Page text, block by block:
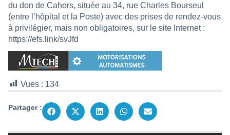
du don de Cahors, située au 34, rue Charles Bourseul
(entre l’hôpital et la Poste) avec des prises de rendez-vous
à privilégier, mais non obligatoires, sur le site Internet :
https://efs.link/svJfd
Vues : 134
Partager :